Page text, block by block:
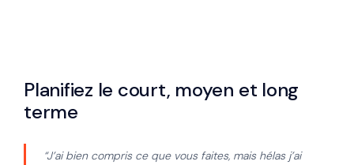
Planifiez le court, moyen et long
terme
“J’ai bien compris ce que vous faites, mais hélas j’ai